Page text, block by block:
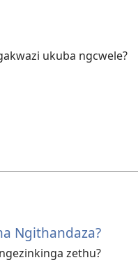
ukuba ngcwele?
Ngithandaza?
zethu?